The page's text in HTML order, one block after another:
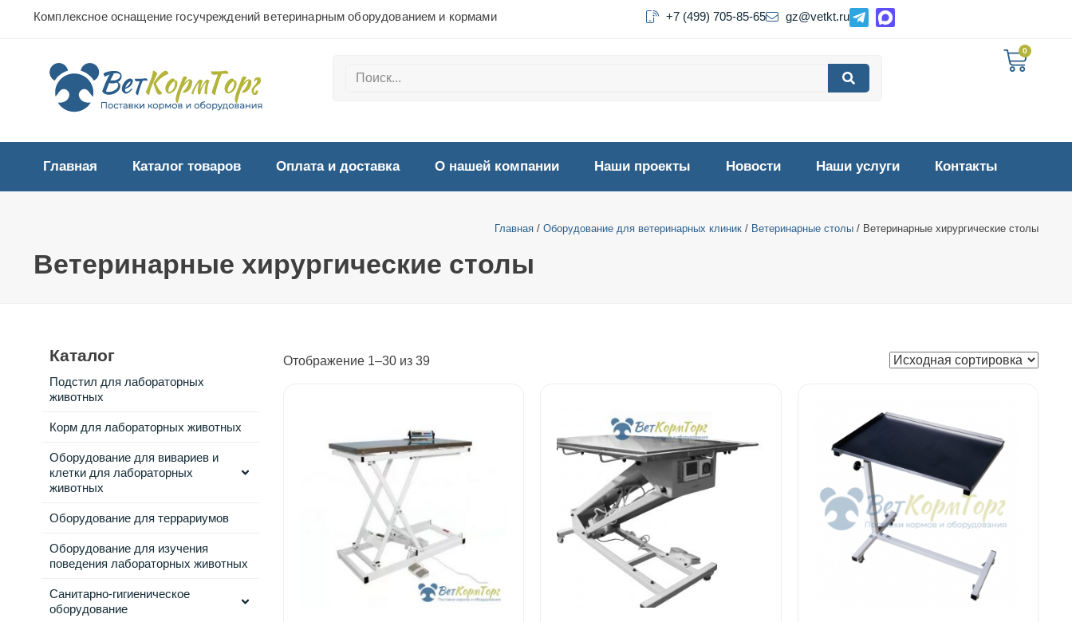
Комплексное оснащение госучреждений ветеринарным оборудованием и кормами +7 (499) 705-85-65 gz@vetkt.ru
0
Главная Каталог товаров Оплата и доставка О нашей компании Наши проекты Новости Наши услуги Контакты
Главная / Оборудование для ветеринарных клиник / Ветеринарные столы / Ветеринарные хирургические столы
Ветеринарные хирургические столы
Каталог
Подстил для лабораторных
животных
Корм для лабораторных животных
Оборудование для вивариев и
клетки для лабораторных
животных
Оборудование для террариумов
Оборудование для изучения
поведения лабораторных животных
Санитарно-гигиеническое
оборудование
Отображение 1–30 из 39